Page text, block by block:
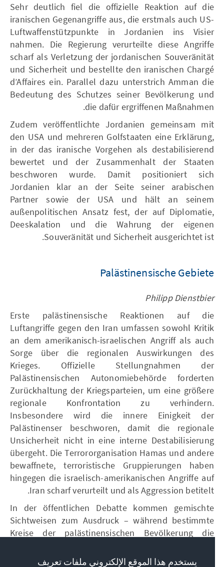
Sehr deutlich fiel die offizielle Reaktion auf die
iranischen Gegenangriffe aus, die erstmals auch US-
Luftwaffenstützpunkte in Jordanien ins Visier
nahmen. Die Regierung verurteilte diese Angriffe
scharf als Verletzung der jordanischen Souveränität
und Sicherheit und bestellte den iranischen Chargé
d’Affaires ein. Parallel dazu unterstrich Amman die
Bedeutung des Schutzes seiner Bevölkerung und
die dafür ergriffenen Maßnahmen.
Zudem veröffentlichte Jordanien gemeinsam mit
den USA und mehreren Golfstaaten eine Erklärung,
in der das iranische Vorgehen als destabilisierend
bewertet und der Zusammenhalt der Staaten
beschworen wurde. Damit positioniert sich
Jordanien klar an der Seite seiner arabischen
Partner sowie der USA und hält an seinem
außenpolitischen Ansatz fest, der auf Diplomatie,
Deeskalation und die Wahrung der eigenen
Souveränität und Sicherheit ausgerichtet ist.
Palästinensische Gebiete
Philipp Dienstbier
Erste palästinensische Reaktionen auf die
Luftangriffe gegen den Iran umfassen sowohl Kritik
an dem amerikanisch-israelischen Angriff als auch
Sorge über die regionalen Auswirkungen des
Krieges. Offizielle Stellungnahmen der
Palästinensischen Autonomiebehörde forderten
Zurückhaltung der Kriegsparteien, um eine größere
regionale Konfrontation zu verhindern.
Insbesondere wird die innere Einigkeit der
Palästinenser beschworen, damit die regionale
Unsicherheit nicht in eine interne Destabilisierung
übergeht. Die Terrororganisation Hamas und andere
bewaffnete, terroristische Gruppierungen haben
hingegen die israelisch-amerikanischen Angriffe auf
Iran scharf verurteilt und als Aggression betitelt.
In der öffentlichen Debatte kommen gemischte
Sichtweisen zum Ausdruck – während bestimmte
Kreise der palästinensischen Bevölkerung die
heißen und als „Abschreckung“ titulieren, besteht
يستخدم هذا الموقع الإلكتروني ملفات تعريف